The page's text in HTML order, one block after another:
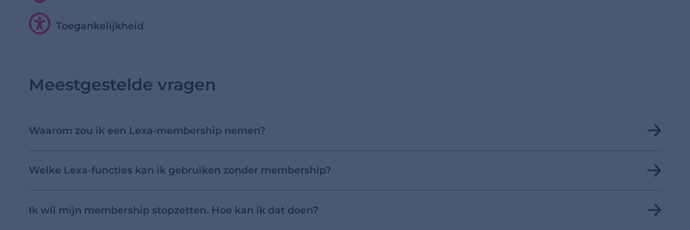
Toegankelijkheid
Meestgestelde vragen
Waarom zou ik een Lexa-membership nemen?
Welke Lexa-functies kan ik gebruiken zonder membership?
Ik wil mijn membership stopzetten. Hoe kan ik dat doen?